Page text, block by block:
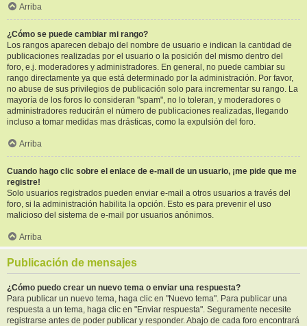
Arriba
¿Cómo se puede cambiar mi rango?
Los rangos aparecen debajo del nombre de usuario e indican la cantidad de
publicaciones realizadas por el usuario o la posición del mismo dentro del
foro, e.j. moderadores y administradores. En general, no puede cambiar su
rango directamente ya que está determinado por la administración. Por favor,
no abuse de sus privilegios de publicación solo para incrementar su rango. La
mayoría de los foros lo consideran "spam", no lo toleran, y moderadores o
administradores reducirán el número de publicaciones realizadas, llegando
incluso a tomar medidas mas drásticas, como la expulsión del foro.
Arriba
Cuando hago clic sobre el enlace de e-mail de un usuario, ¡me pide que me
registre!
Solo usuarios registrados pueden enviar e-mail a otros usuarios a través del
foro, si la administración habilita la opción. Esto es para prevenir el uso
malicioso del sistema de e-mail por usuarios anónimos.
Arriba
Publicación de mensajes
¿Cómo puedo crear un nuevo tema o enviar una respuesta?
Para publicar un nuevo tema, haga clic en "Nuevo tema". Para publicar una
respuesta a un tema, haga clic en "Enviar respuesta". Seguramente necesite
registrarse antes de poder publicar y responder. Abajo de cada foro encontrará